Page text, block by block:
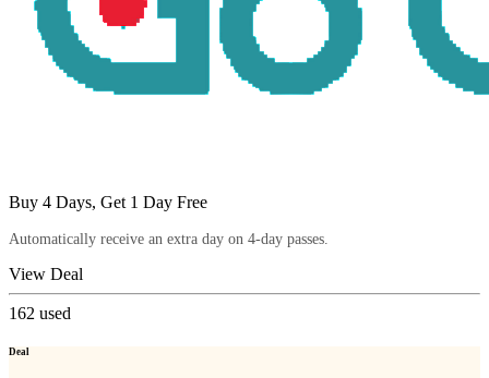
Buy 4 Days, Get 1 Day Free
Automatically receive an extra day on 4-day passes.
View Deal
162 used
Deal